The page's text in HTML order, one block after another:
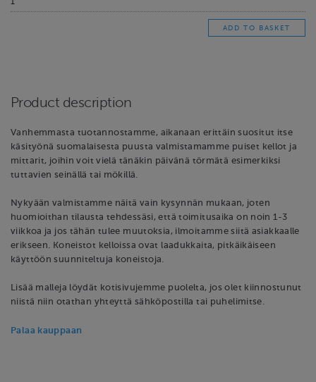
Product description
Vanhemmasta tuotannostamme, aikanaan erittäin suositut itse
käsityönä suomalaisesta puusta valmistamamme puiset kellot ja
mittarit, joihin voit vielä tänäkin päivänä törmätä esimerkiksi
tuttavien seinällä tai mökillä.
Nykyään valmistamme näitä vain kysynnän mukaan, joten
huomioithan tilausta tehdessäsi, että toimitusaika on noin 1-3
viikkoa ja jos tähän tulee muutoksia, ilmoitamme siitä asiakkaalle
erikseen. Koneistot kelloissa ovat laadukkaita, pitkäikäiseen
käyttöön suunniteltuja koneistoja.
Lisää malleja löydät kotisivujemme puolelta, jos olet kiinnostunut
niistä niin otathan yhteyttä sähköpostilla tai puhelimitse.
Palaa kauppaan